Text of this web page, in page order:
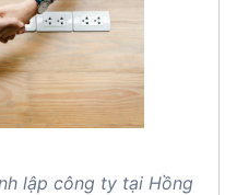
lập công ty tại Hồng